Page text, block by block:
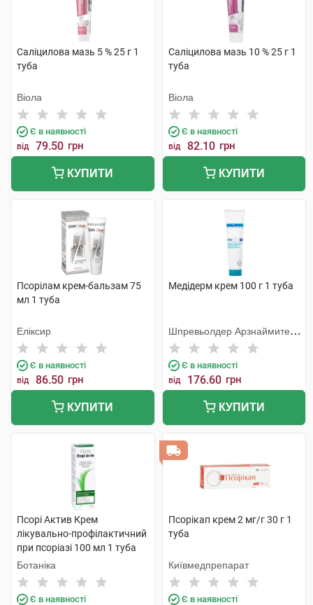
Саліцилова мазь 5 % 25 г 1
туба
Віола
Є в наявності
від 79.50 грн
КУПИТИ
Саліцилова мазь 10 % 25 г 1
туба
Віола
Є в наявності
від 82.10 грн
КУПИТИ
Псорілам крем-бальзам 75
мл 1 туба
Еліксир
Є в наявності
від 86.50 грн
КУПИТИ
Медідерм крем 100 г 1 туба
Шпревьолдер Арзнаймитель
Гмбх
Є в наявності
від 176.60 грн
КУПИТИ
Псорі Актив Крем
лікувально-профілактичний
при псоріазі 100 мл 1 туба
Ботаніка
Є в наявності
Псорікап крем 2 мг/г 30 г 1
туба
Київмедпрепарат
Є в наявності